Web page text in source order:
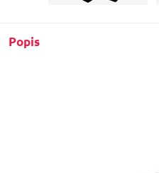
Popis